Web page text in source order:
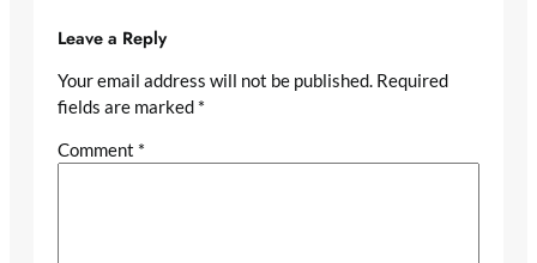
Leave a Reply
Your email address will not be published. Required
fields are marked *
Comment *